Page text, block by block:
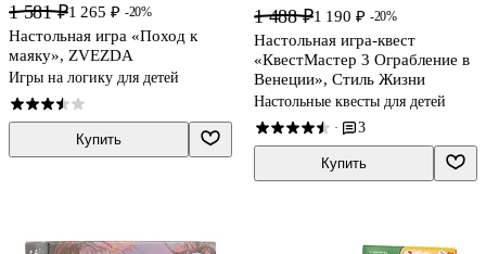
1 581 ₽1 265 ₽ -20%
Настольная игра «Поход к
маяку», ZVEZDA
Игры на логику для детей
Купить
1 488 ₽1 190 ₽ -20%
Настольная игра-квест
«КвестМастер 3 Ограбление в
Венеции», Стиль Жизни
Настольные квесты для детей
· 3
Купить